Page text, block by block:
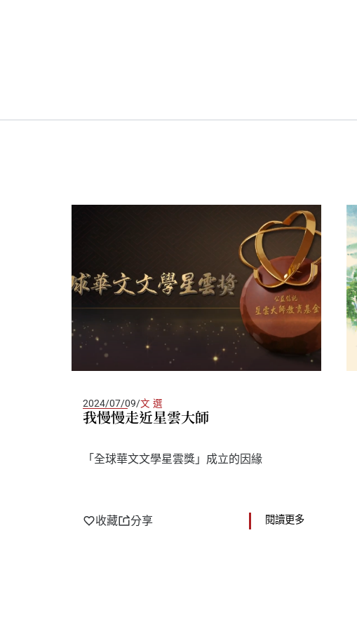
2024/07/09/文選
我慢慢走近星雲大師
「全球華文文學星雲獎」成立的因緣
收藏 分享 閱讀更多